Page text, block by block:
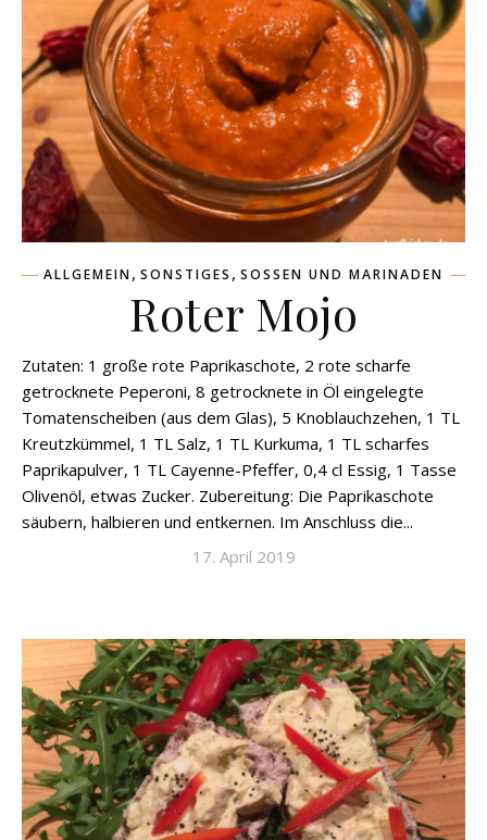
ALLGEMEIN, SONSTIGES , SOSSEN UND MARINADEN
Roter Mojo
Zutaten: 1 große rote Paprikaschote, 2 rote scharfe
getrocknete Peperoni, 8 getrocknete in Öl eingelegte
Tomatenscheiben (aus dem Glas), 5 Knoblauchzehen, 1 TL
Kreutzkümmel, 1 TL Salz, 1 TL Kurkuma, 1 TL scharfes
Paprikapulver, 1 TL Cayenne-Pfeffer, 0,4 cl Essig, 1 Tasse
Olivenöl, etwas Zucker. Zubereitung: Die Paprikaschote
säubern, halbieren und entkernen. Im Anschluss die...
17. April 2019